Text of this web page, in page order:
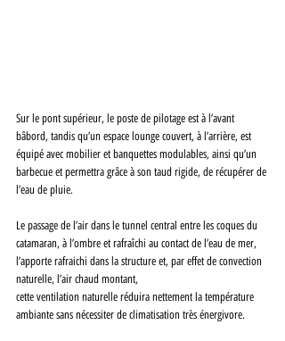
Sur le pont supérieur, le poste de pilotage est à l’avant
bâbord, tandis qu’un espace lounge couvert, à l’arrière, est
équipé avec mobilier et banquettes modulables, ainsi qu’un
barbecue et permettra grâce à son taud rigide, de récupérer de
l’eau de pluie.
Le passage de l’air dans le tunnel central entre les coques du
catamaran, à l’ombre et rafraîchi au contact de l’eau de mer,
l’apporte rafraichi dans la structure et, par effet de convection
naturelle, l’air chaud montant,
cette ventilation naturelle réduira nettement la température
ambiante sans nécessiter de climatisation très énergivore.